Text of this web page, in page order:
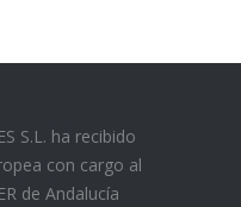
S.L. ha recibido
con cargo al
de Andalucía